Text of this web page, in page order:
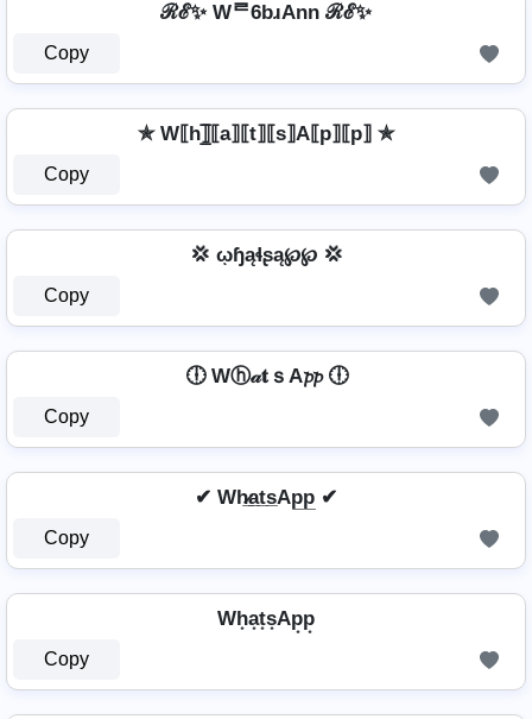
ℛℰ✨ Wᄅ6bɹAnn ℛℰ✨
Copy
✯ W⟦h⟧̲̅⟦a⟧⟦t⟧⟦s⟧A⟦p⟧⟦p⟧ ✯
Copy
💢 ῳɧąɬʂą℘℘ 💢
Copy
🕕 Wⓗ𝒶𝐭ｓA𝓹𝓹 🕕
Copy
✔ Wh̷̲a̲t̲s̲Ap̲p̲ ✔
Copy
Wh͙a͙t͙s͙Ap͙p͙
Copy